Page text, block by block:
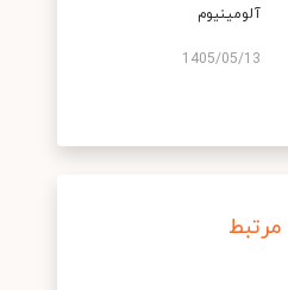
آلومینیوم
1405/05/13
مرتبط